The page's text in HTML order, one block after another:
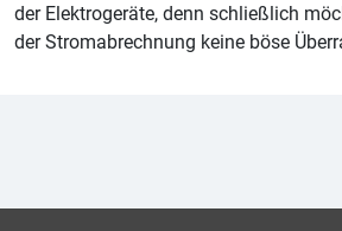
der Elektrogeräte, denn schließlich
der Stromabrechnung keine böse